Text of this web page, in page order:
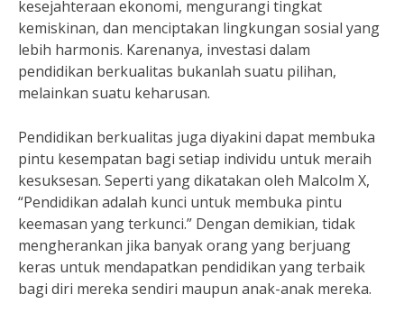
kesejahteraan ekonomi, mengurangi tingkat
kemiskinan, dan menciptakan lingkungan sosial yang
lebih harmonis. Karenanya, investasi dalam
pendidikan berkualitas bukanlah suatu pilihan,
melainkan suatu keharusan.
Pendidikan berkualitas juga diyakini dapat membuka
pintu kesempatan bagi setiap individu untuk meraih
kesuksesan. Seperti yang dikatakan oleh Malcolm X,
“Pendidikan adalah kunci untuk membuka pintu
keemasan yang terkunci.” Dengan demikian, tidak
mengherankan jika banyak orang yang berjuang
keras untuk mendapatkan pendidikan yang terbaik
bagi diri mereka sendiri maupun anak-anak mereka.